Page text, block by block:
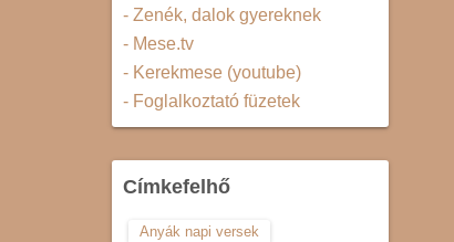
- Zenék, dalok gyereknek
- Mese.tv
- Kerekmese (youtube)
- Foglalkoztató füzetek
Címkefelhő
Anyák napi versek